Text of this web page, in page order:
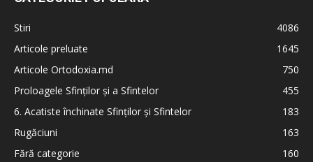
Stiri
4086
Articole preluate
1645
Articole Ortodoxia.md
750
Proloagele Sfinților și a Sfintelor
455
6. Acatiste închinate Sfinților și Sfintelor
183
Rugăciuni
163
Fără categorie
160